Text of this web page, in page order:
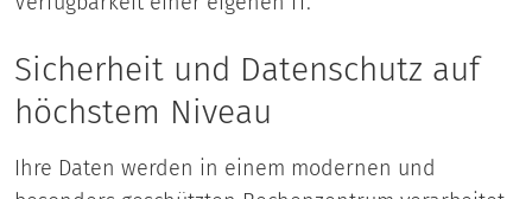
Sicherheit und Datenschutz auf
höchstem Niveau
Ihre Daten werden in einem modernen und